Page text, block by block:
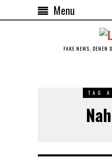
Menu
FAKE NEWS, DENEN
TAG